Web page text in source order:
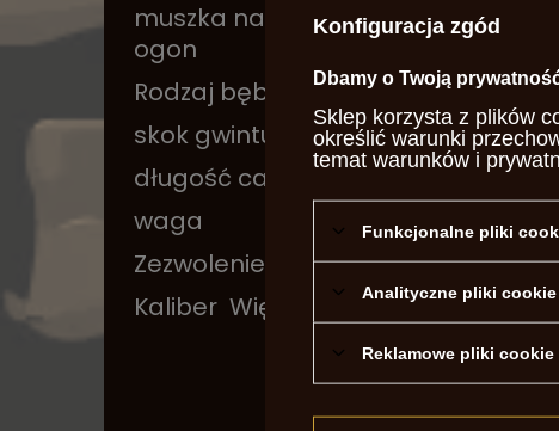
muszka na jaskółczy
ogon
tak
Rodzaj bębna
gładki
skok gwintu
1:18
długość całkowita
34cm
waga
1,25kg
Zezwolenie na broń
Nie
Kaliber Więcej .44
Konfiguracja zgód
Dbamy o Twoją
Sklep korzysta z plików
określić warunki
temat warunków i
Funkcjonalne pliki
Analityczne pliki cookie
Reklamowe pliki cookie